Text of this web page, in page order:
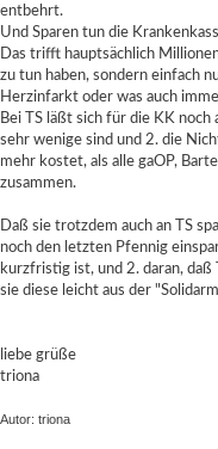
entbehrt.
Und Sparen tun die
Das trifft hauptsächlich
zu tun haben, sondern einfach
Herzinfarkt oder was auch
Bei TS läßt sich für die KK
sehr wenige sind und 2. die
mehr kostet, als alle gaOP,
zusammen.
Daß sie trotzdem auch an TS
noch den letzten Pfennig
kurzfristig ist, und 2. daran, daß
sie diese leicht aus der
liebe grüße
triona
Autor: triona